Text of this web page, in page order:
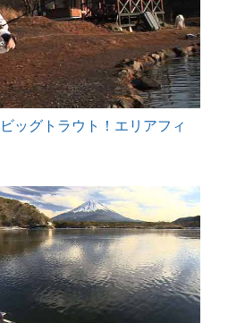
ッグトラウト！エリアフィ